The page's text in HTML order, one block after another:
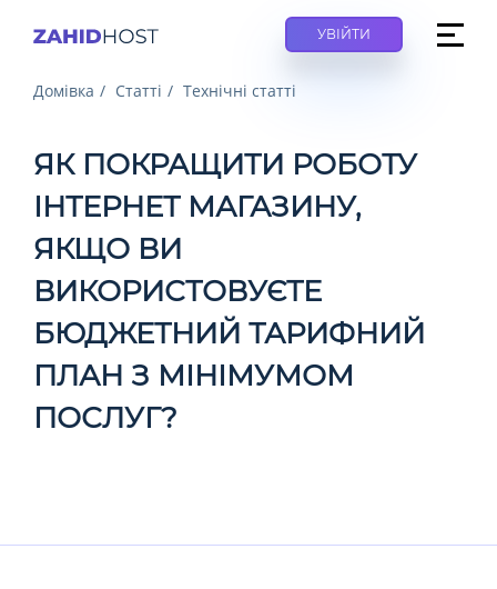
УВІЙТИ
Домівка Статті Технічні статті
ЯК ПОКРАЩИТИ РОБОТУ
ІНТЕРНЕТ МАГАЗИНУ,
ЯКЩО ВИ
ВИКОРИСТОВУЄТЕ
БЮДЖЕТНИЙ ТАРИФНИЙ
ПЛАН З МІНІМУМОМ
ПОСЛУГ?